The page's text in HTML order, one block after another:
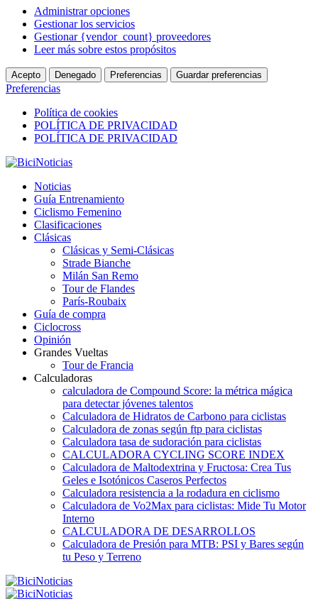
Administrar opciones
Gestionar los servicios
Gestionar {vendor_count} proveedores
Leer más sobre estos propósitos
Acepto Denegado Preferencias Guardar preferencias
Preferencias
Política de cookies
POLÍTICA DE PRIVACIDAD
POLÍTICA DE PRIVACIDAD
Noticias
Guía Entrenamiento
Ciclismo Femenino
Clasificaciones
Clásicas
Clásicas y Semi-Clásicas
Strade Bianche
Milán San Remo
Tour de Flandes
París-Roubaix
Guía de compra
Ciclocross
Opinión
Grandes Vueltas
Tour de Francia
Calculadoras
calculadora de Compound Score: la métrica mágica
para detectar jóvenes talentos
Calculadora de Hidratos de Carbono para ciclistas
Calculadora de zonas según ftp para ciclistas
Calculadora tasa de sudoración para ciclistas
CALCULADORA CYCLING SCORE INDEX
Calculadora de Maltodextrina y Fructosa: Crea Tus
Geles e Isotónicos Caseros Perfectos
Calculadora resistencia a la rodadura en ciclismo
Calculadora de Vo2Max para ciclistas: Mide Tu Motor
Interno
CALCULADORA DE DESARROLLOS
Calculadora de Presión para MTB: PSI y Bares según
tu Peso y Terreno